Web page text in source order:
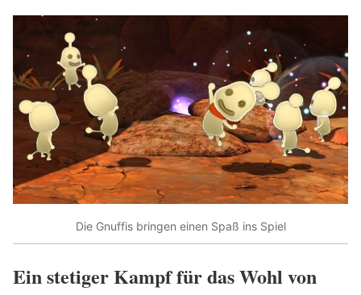
Die Gnuffis bringen einen Spaß ins Spiel
Ein stetiger Kampf für das Wohl von